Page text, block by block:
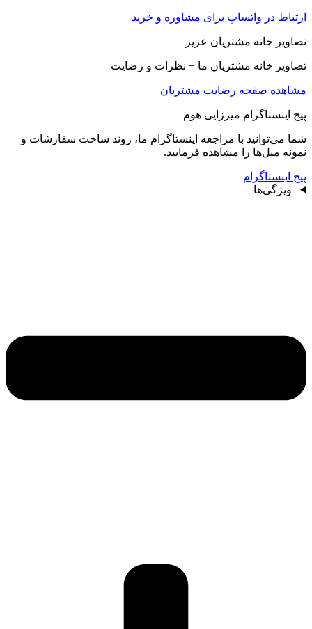
ارتباط در واتساپ برای مشاوره و خرید
تصاویر خانه مشتریان عزیز
تصاویر خانه مشتریان ما + نظرات و رضایت
مشاهده صفحه رضايت مشتريان
پیج اینستاگرام میرزایی هوم
شما می‌توانید با مراجعه اینستاگرام ما، روند ساخت سفارشات و
نمونه مبل‌ها را مشاهده فرمایید.
پیج اینستاگرام
ویژگی‌ها